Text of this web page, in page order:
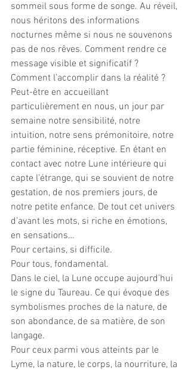
sommeil sous forme de songe. Au réveil,
nous héritons des informations
nocturnes même si nous ne souvenons
pas de nos rêves. Comment rendre ce
message visible et significatif ?
Comment l’accomplir dans la réalité ?
Peut-être en accueillant
particulièrement en nous, un jour par
semaine notre sensibilité, notre
intuition, notre sens prémonitoire, notre
partie féminine, réceptive. En étant en
contact avec notre Lune intérieure qui
capte l’étrange, qui se souvient de notre
gestation, de nos premiers jours, de
notre petite enfance. De tout cet univers
d’avant les mots, si riche en émotions,
en sensations…
Pour certains, si difficile.
Pour tous, fondamental.
Dans le ciel, la Lune occupe aujourd’hui
le signe du Taureau. Ce qui évoque des
symbolismes proches de la nature, de
son abondance, de sa matière, de son
langage.
Pour ceux parmi vous atteints par le
Lyme, la nature, le corps, la nourriture, la